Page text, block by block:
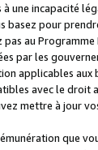
une incapacité
pour
au
par les
applicables aux
avec le
mettre à jour
que